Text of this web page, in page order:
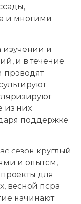
и многими
изучении и
и в течение
проводят
из них
поддержке
сезон круглый
и опытом,
для
весной пора
начинают